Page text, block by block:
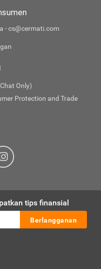
- cs@cermati.com
Only)
Protection and Trade
tips finansial
Berlangganan